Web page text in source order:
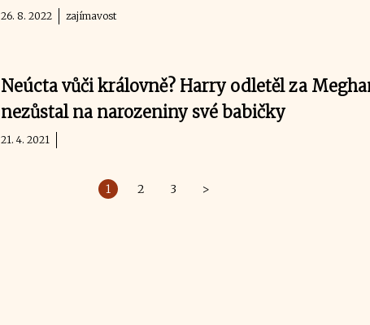
26. 8. 2022 zajímavost
Neúcta vůči královně? Harry odletěl za
nezůstal na narozeniny své babičky
21. 4. 2021
1 2 3 >